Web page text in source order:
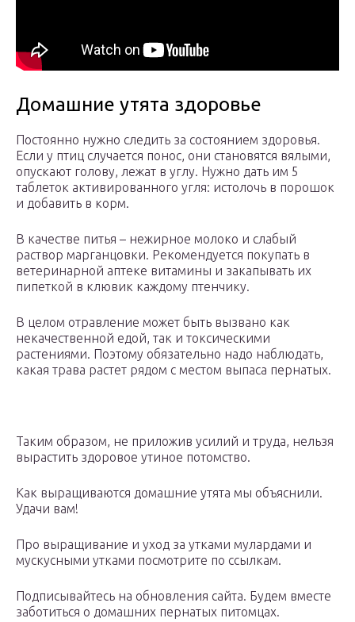
Домашние утята здоровье
Постоянно нужно следить за состоянием здоровья.
Если у птиц случается понос, они становятся вялыми,
опускают голову, лежат в углу. Нужно дать им 5
таблеток активированного угля: истолочь в порошок
и добавить в корм.
В качестве питья – нежирное молоко и слабый
раствор марганцовки. Рекомендуется покупать в
ветеринарной аптеке витамины и закапывать их
пипеткой в клювик каждому птенчику.
В целом отравление может быть вызвано как
некачественной едой, так и токсическими
растениями. Поэтому обязательно надо наблюдать,
какая трава растет рядом с местом выпаса пернатых.
Таким образом, не приложив усилий и труда, нельзя
вырастить здоровое утиное потомство.
Как выращиваются домашние утята мы объяснили.
Удачи вам!
Про выращивание и уход за утками мулардами и
мускусными утками посмотрите по ссылкам.
Подписывайтесь на обновления сайта. Будем вместе
заботиться о домашних пернатых питомцах.